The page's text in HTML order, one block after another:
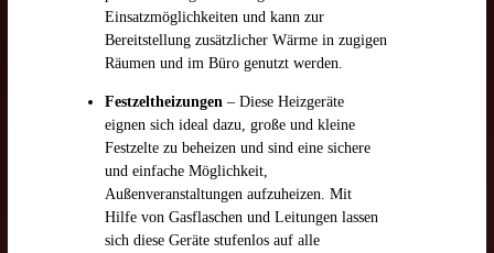
Einsatzmöglichkeiten und kann zur
Bereitstellung zusätzlicher Wärme in zugigen
Räumen und im Büro genutzt werden.
Festzeltheizungen – Diese Heizgeräte
eignen sich ideal dazu, große und kleine
Festzelte zu beheizen und sind eine sichere
und einfache Möglichkeit,
Außenveranstaltungen aufzuheizen. Mit
Hilfe von Gasflaschen und Leitungen lassen
sich diese Geräte stufenlos auf alle